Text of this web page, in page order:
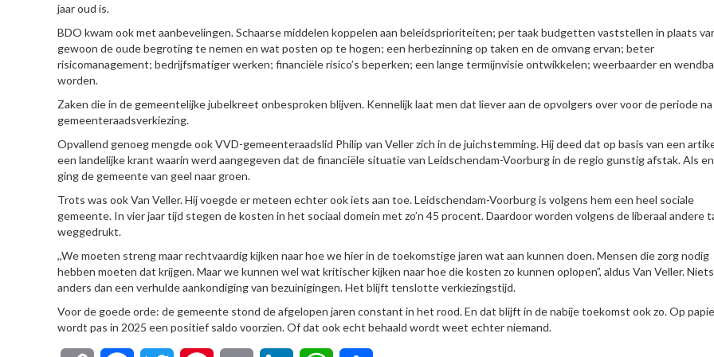
jaar oud is.
BDO kwam ook met aanbevelingen. Schaarse middelen koppelen aan beleidsprioriteiten; per taak budgetten vaststellen in plaats
gewoon de oude begroting te nemen en wat posten op te hogen; een herbezinning op taken en de omvang ervan; beter
risicomanagement; bedrijfsmatiger werken; financiële risico’s beperken; een lange termijnvisie ontwikkelen; weerbaarder en
worden.
Zaken die in de gemeentelijke jubelkreet onbesproken blijven. Kennelijk laat men dat liever aan de opvolgers over voor de periode
gemeenteraadsverkiezing.
Opvallend genoeg mengde ook VVD-gemeenteraadslid Philip van Veller zich in de juichstemming. Hij deed dat op basis van een
een landelijke krant waarin werd aangegeven dat de financiële situatie van Leidschendam-Voorburg in de regio gunstig afstak. Als
ging de gemeente van geel naar groen.
Trots was ook Van Veller. Hij voegde er meteen echter ook iets aan toe. Leidschendam-Voorburg is volgens hem een heel sociale
gemeente. In vier jaar tijd stegen de kosten in het sociaal domein met zo’n 45 procent. Daardoor worden volgens de liberaal andere
weggedrukt.
,,We moeten streng maar rechtvaardig kijken naar hoe we hier in de toekomstige jaren wat aan kunnen doen. Mensen die zorg nodig
hebben moeten dat krijgen. Maar we kunnen wel wat kritischer kijken naar hoe die kosten zo kunnen oplopen”, aldus Van Veller. Niets
anders dan een verhulde aankondiging van bezuinigingen. Het blijft tenslotte verkiezingstijd.
Voor de goede orde: de gemeente stond de afgelopen jaren constant in het rood. En dat blijft in de nabije toekomst ook zo. Op
wordt pas in 2025 een positief saldo voorzien. Of dat ook echt behaald wordt weet echter niemand.